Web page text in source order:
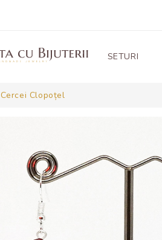
SETURI
Cercei Clopoțel